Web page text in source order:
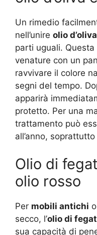
Un rimedio
nell’unire olio d’oliva
parti uguali.
venature con un
ravvivare il colore
segni del tempo.
apparirà
protetto. Per una
trattamento può
all’anno,
Olio di
olio rosso
Per mobili antichi
secco, l’olio di
sua capacità di